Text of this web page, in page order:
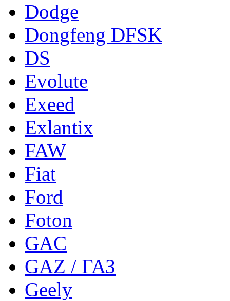
Dodge
Dongfeng DFSK
DS
Evolute
Exeed
Exlantix
FAW
Fiat
Ford
Foton
GAC
GAZ / ГАЗ
Geely